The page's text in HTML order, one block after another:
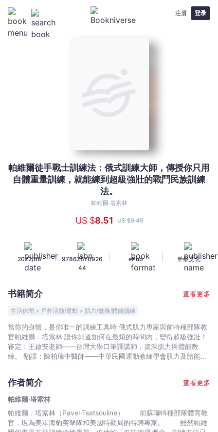
注册 登录
帕
維
式
訓
大
師，
傳
你
用
自
體
帕維爾徒手戰士訓練法：俄式訓練大師，傳授你只用
自體重量訓練，就能練到超級強壯的戰鬥民族訓練
法。
帕維爾‧塔索林
US $8.51 US $9.45
2022/08 |
97862670926
44
ePub 堡壘文化
书籍简介 查看更多
生活休閒 > 戶外活動/運動 > 肌力/健身/體能訓練
當你的身體，是你唯一的訓練工具時 俄式肌力專家與前特種部隊教
官帕維爾．塔索林 讓你知道如何在最短的時間內，變得超級強壯！
審定：王啟安老師——台灣大學口筆譯講師，資深肌力與體能教
練。 翻譯：陳柏瑋中醫師——中華民國運動教練學會肌力及體能丙
隨時隨地都能做。 如果您是為了尋找另一種漫無目的訓練歷程，讓
自己在無限反覆的伏地挺身與仰臥起坐之間感到肌肉充血、痠疼，
那麼您來錯地方了。徒手戰士訓練法要的是肌力，結案。 長期刻苦
訓練的真男人就算進不了健身房，也不會屈就於高反覆訓練的。 這
是事實，真正可觀的肌力只能透過高阻力、低反覆次數的鍛鍊來取
作者简介
查看更多
帕維爾‧塔索林
帕維爾．塔索林（Pavel Tsatsouline） 前蘇聯特種部隊體育教
官，現為美軍海豹突擊隊和美國特勤局的特聘專家。 雖然帕維